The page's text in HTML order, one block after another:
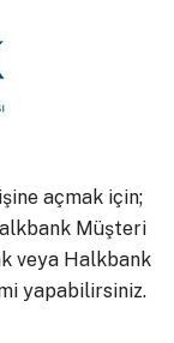
açmak için;
Müşteri
veya Halkbank
yapabilirsiniz.